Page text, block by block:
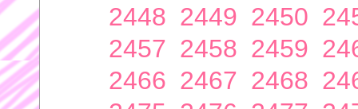
2448 2449 2450
2457 2458 2459
2466 2467 2468